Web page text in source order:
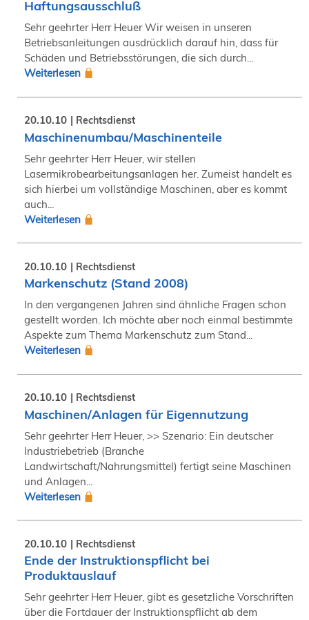
Haftungsausschluß
Sehr geehrter Herr Heuer Wir weisen in unseren
Betriebsanleitungen ausdrücklich darauf hin, dass für
Schäden und Betriebsstörungen, die sich durch...
Weiterlesen
20.10.10 Rechtsdienst
Maschinenumbau/Maschinenteile
Sehr geehrter Herr Heuer, wir stellen
Lasermikrobearbeitungsanlagen her. Zumeist handelt es
sich hierbei um vollständige Maschinen, aber es kommt
auch...
Weiterlesen
20.10.10 Rechtsdienst
Markenschutz (Stand 2008)
In den vergangenen Jahren sind ähnliche Fragen schon
gestellt worden. Ich möchte aber noch einmal bestimmte
Aspekte zum Thema Markenschutz zum Stand...
Weiterlesen
20.10.10 Rechtsdienst
Maschinen/Anlagen für Eigennutzung
Sehr geehrter Herr Heuer, >> Szenario: Ein deutscher
Industriebetrieb (Branche
Landwirtschaft/Nahrungsmittel) fertigt seine Maschinen
und Anlagen...
Weiterlesen
20.10.10 Rechtsdienst
Ende der Instruktionspflicht bei
Produktauslauf
Sehr geehrter Herr Heuer, gibt es gesetzliche Vorschriften
über die Fortdauer der Instruktionspflicht ab dem